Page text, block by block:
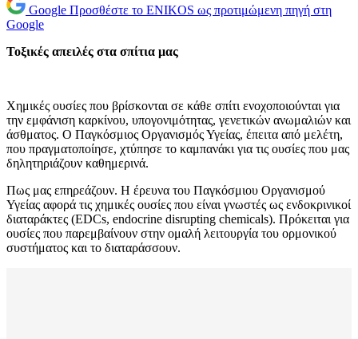
Google Προσθέστε το ENIKOS ως προτιμώμενη πηγή στη
Google
Τοξικές απειλές στα σπίτια μας
Χημικές ουσίες που βρίσκονται σε κάθε σπίτι ενοχοποιούνται για
την εμφάνιση καρκίνου, υπογονιμότητας, γενετικών ανωμαλιών και
άσθματος. Ο Παγκόσμιος Οργανισμός Υγείας, έπειτα από μελέτη,
που πραγματοποίησε, χτύπησε το καμπανάκι για τις ουσίες που μας
δηλητηριάζουν καθημερινά.
Πως μας επηρεάζουν. Η έρευνα του Παγκόσμιου Οργανισμού
Υγείας αφορά τις χημικές ουσίες που είναι γνωστές ως ενδοκρινικοί
διαταράκτες (EDCs, endocrine disrupting chemicals). Πρόκειται για
ουσίες που παρεμβαίνουν στην ομαλή λειτουργία του ορμονικού
συστήματος και το διαταράσσουν.